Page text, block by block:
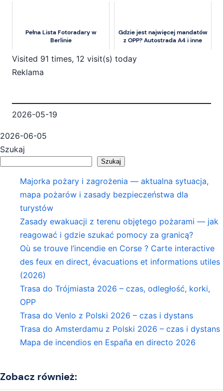
Pełna Lista Fotoradary w
Berlinie
Gdzie jest najwięcej mandatów
z OPP? Autostrada A4 i inne
trasy
Visited 91 times, 12 visit(s) today
Reklama
2026-05-19
2026-06-05
Szukaj
Szukaj
Majorka pożary i zagrożenia — aktualna sytuacja,
mapa pożarów i zasady bezpieczeństwa dla
turystów
Zasady ewakuacji z terenu objętego pożarami — jak
reagować i gdzie szukać pomocy za granicą?
Où se trouve l’incendie en Corse ? Carte interactive
des feux en direct, évacuations et informations utiles
(2026)
Trasa do Trójmiasta 2026 – czas, odległość, korki,
OPP
Trasa do Venlo z Polski 2026 – czas i dystans
Trasa do Amsterdamu z Polski 2026 – czas i dystans
Mapa de incendios en España en directo 2026
Zobacz również: